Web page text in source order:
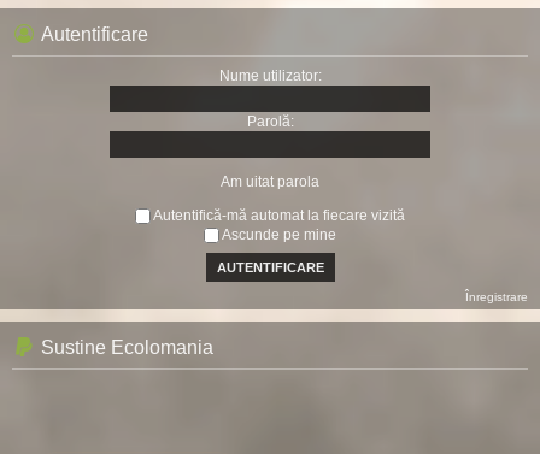
Autentificare
Nume utilizator:
Parolă:
Am uitat parola
Autentifică-mă automat la fiecare vizită
Ascunde pe mine
Înregistrare
Sustine Ecolomania